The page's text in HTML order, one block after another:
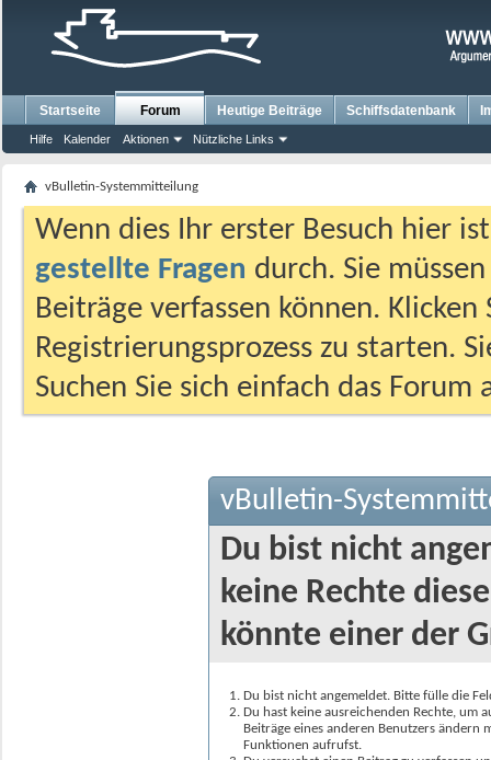
Startseite Forum
Hilfe Kalender Aktionen Nützliche Links
Heutige Beiträge Schiffsdatenbank
vBulletin-Systemmitteilung
Wenn dies Ihr erster Besuch hier
gestellte Fragen durch. Sie
Beiträge verfassen können.
Registrierungsprozess zu starten.
Suchen Sie sich einfach das
vBulletin-
Du bist nicht
keine Rechte
könnte einer der
Du bist nicht angemeldet. Bitte fülle die
Du hast keine ausreichenden Rechte, um
Beiträge eines anderen Benutzers
Funktionen aufrufst.